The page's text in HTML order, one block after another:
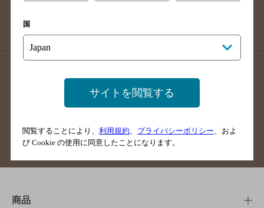
掲載店舗様ログイン
サイトマップ ご意見・ご感想
商品
国
サイトを閲覧する
閲覧することにより、 利用規約、 プライバシーポリシー、およ
び Cookie の使用に同意したことになります。